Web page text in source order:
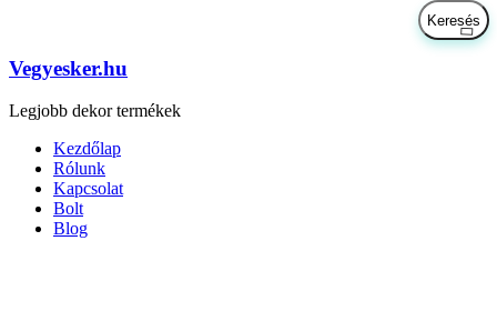
Vegyesker.hu
Legjobb dekor termékek
Kezdőlap
Rólunk
Kapcsolat
Bolt
Blog